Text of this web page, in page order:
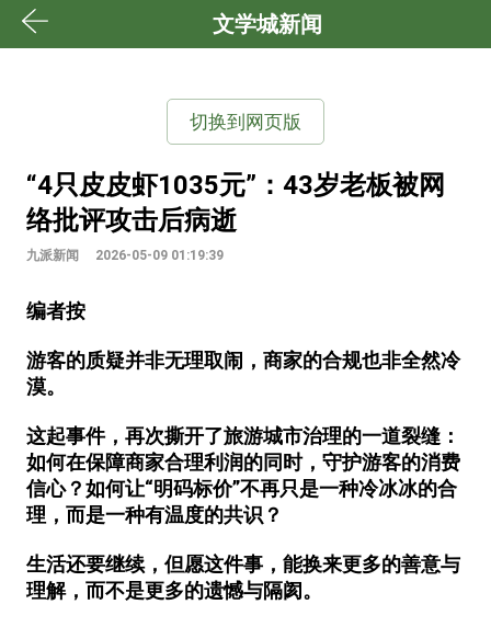
文学城新闻
切换到网页版
“4只皮皮虾1035元”：43岁老板被网
络批评攻击后病逝
九派新闻 2026-05-09 01:19:39
编者按
游客的质疑并非无理取闹，商家的合规也非全然冷
漠。
这起事件，再次撕开了旅游城市治理的一道裂缝：
如何在保障商家合理利润的同时，守护游客的消费
信心？如何让“明码标价”不再只是一种冷冰冰的合
理，而是一种有温度的共识？
生活还要继续，但愿这件事，能换来更多的善意与
理解，而不是更多的遗憾与隔阂。